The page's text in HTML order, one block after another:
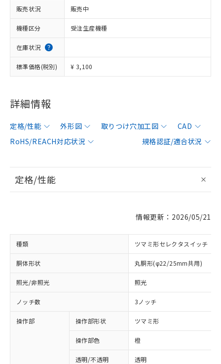
販売状況 販売中
機種区分 受注生産機種
在庫状況
標準価格(税別) ¥ 3,100
詳細情報
定格/性能 外形図 取りつけ穴加工図
CAD
RoHS/REACH対応状況
規格認証/適合状況
定格/性能
情報更新：2026/05/21
種類 ツマミ形セレクタスイッチ
胴体形状 丸胴形(φ22/25mm共用)
照光/非照光 照光
ノッチ数 3ノッチ
操作部 操作部形状 ツマミ形
操作部色 橙
透明/不透明 透明